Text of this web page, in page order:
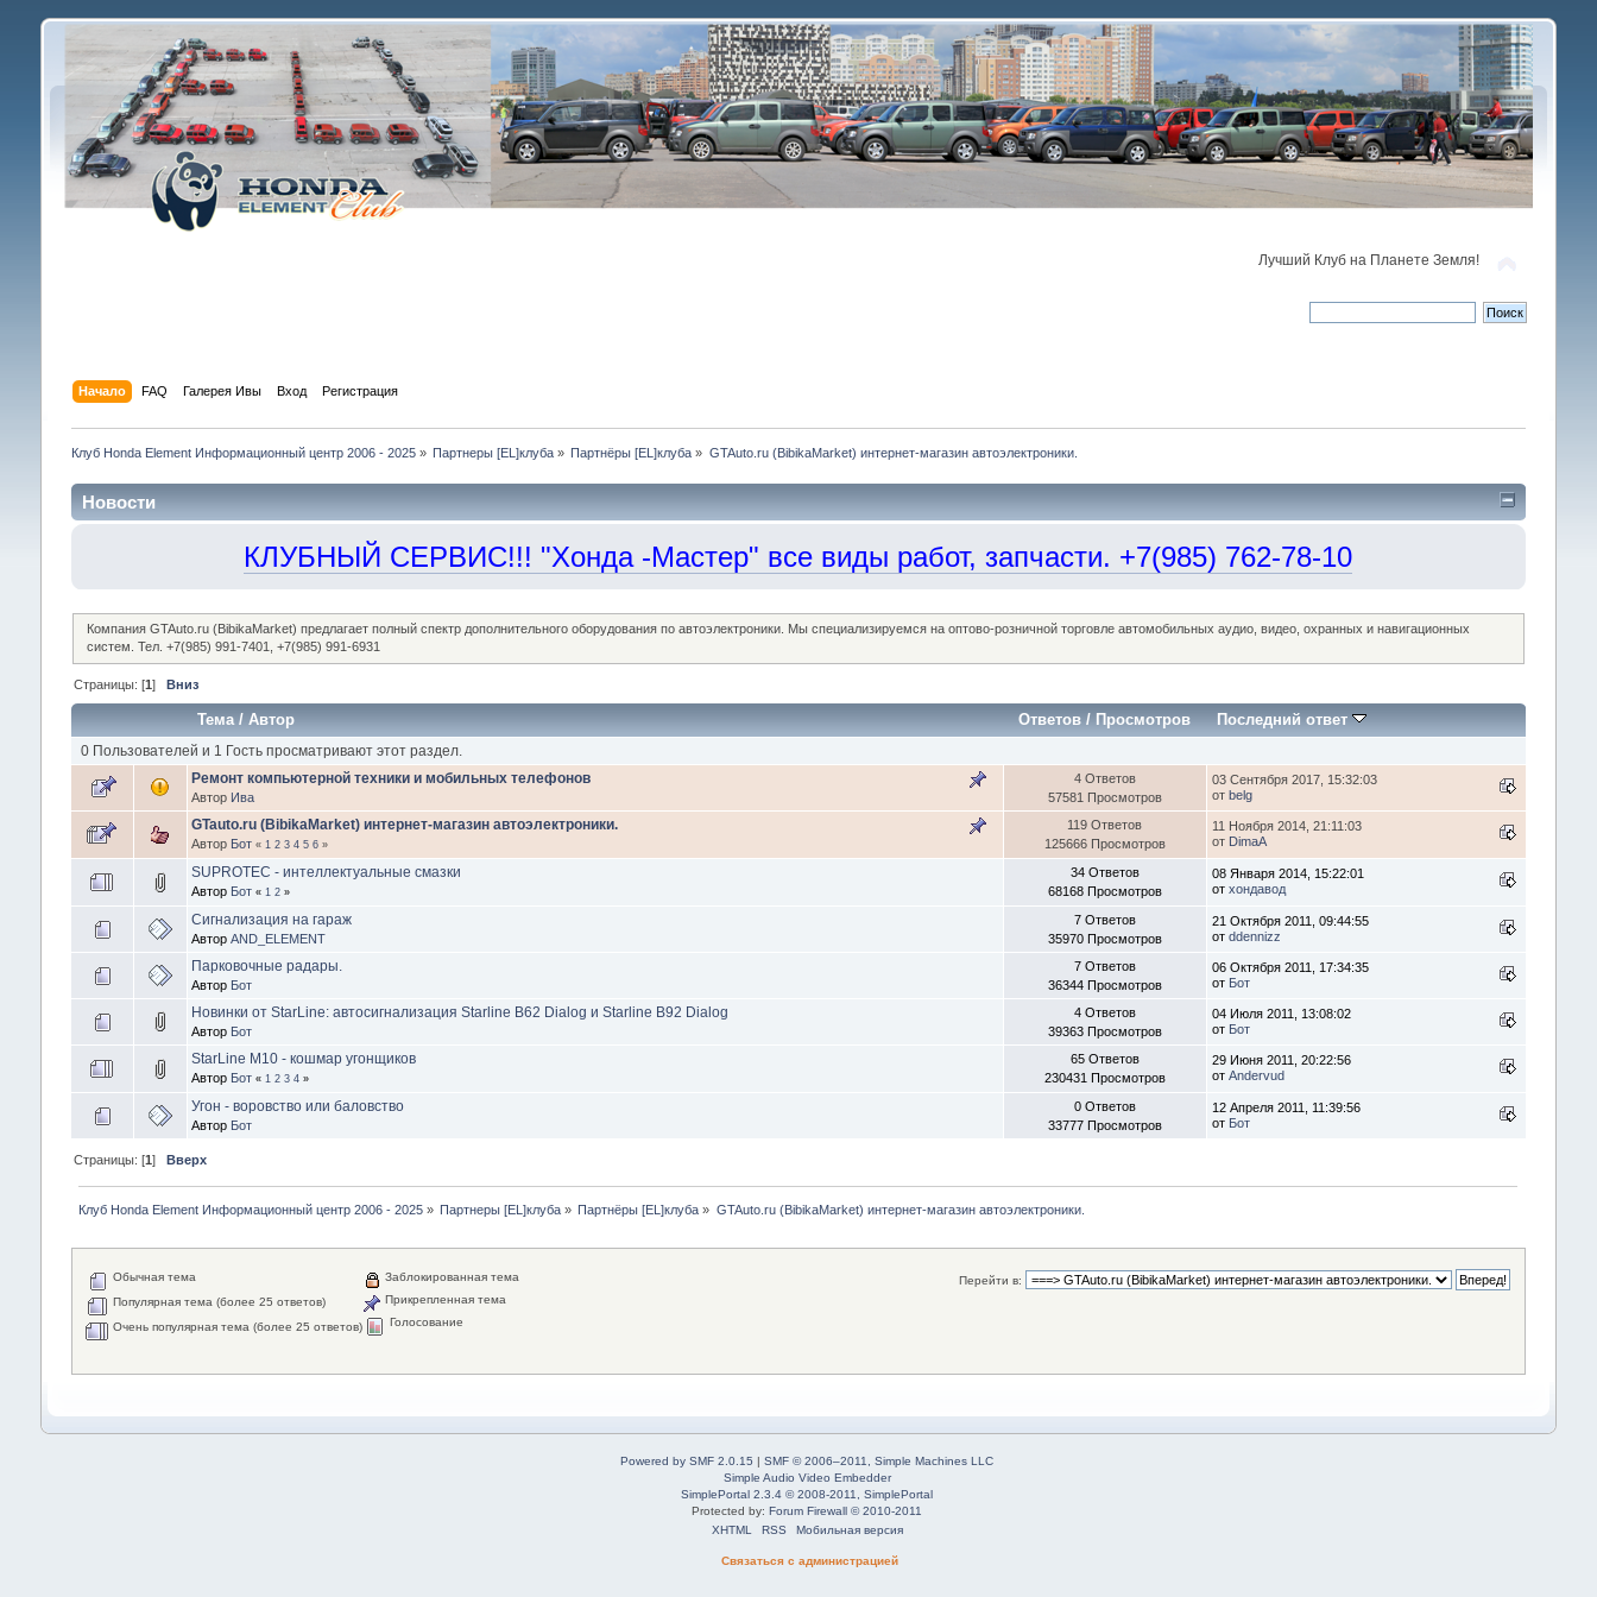
Лучший Клуб на Планете Земля!
Начало FAQ Галерея Ивы Вход Регистрация
Клуб Honda Element Информационный центр 2006 - 2025» Партнеры [EL]клуба » Партнёры [EL]клуба » GTAuto.ru (BibikaMarket) интернет-магазин автоэлектроники.
Новости
КЛУБНЫЙ СЕРВИС!!! "Хонда -Мастер" все виды работ, запчасти. +7(985) 762-78-10
Компания GTAuto.ru (BibikaMarket) предлагает полный спектр дополнительного оборудования по автоэлектроники. Мы специализируемся на оптово-розничной торговле автомобильных аудио, видео, охранных и навигационных
систем. Тел. +7(985) 991-7401, +7(985) 991-6931
Страницы: [1] Вниз
Тема/ Автор Ответов/ Просмотров Последний ответ
0 Пользователей и 1 Гость просматривают этот раздел.
Ремонт компьютерной техники и мобильных телефонов
Автор Ива
4 Ответов
57581 Просмотров
03 Сентября 2017, 15:32:03
от belg
GTauto.ru (BibikaMarket) интернет-магазин автоэлектроники.
Автор Бот « 1 2 3 4 5 6»
119 Ответов
125666 Просмотров
11 Ноября 2014, 21:11:03
от DimaA
SUPROTEC - интеллектуальные смазки
Автор Бот « 1 2»
34 Ответов
68168 Просмотров
08 Января 2014, 15:22:01
от хондавод
Сигнализация на гараж
Автор AND_ELEMENT
7 Ответов
35970 Просмотров
21 Октября 2011, 09:44:55
от ddennizz
Парковочные радары.
Автор Бот
7 Ответов
36344 Просмотров
06 Октября 2011, 17:34:35
от Бот
Новинки от StarLine: автосигнализация Starline B62 Dialog и Starline B92 Dialog
Автор Бот
4 Ответов
39363 Просмотров
04 Июля 2011, 13:08:02
от Бот
StarLine М10 - кошмар угонщиков
Автор Бот « 1 2 3 4»
65 Ответов
230431 Просмотров
29 Июня 2011, 20:22:56
от Andervud
Угон - воровство или баловство
Автор Бот
0 Ответов
33777 Просмотров
12 Апреля 2011, 11:39:56
от Бот
Страницы: [1] Вверх
Клуб Honda Element Информационный центр 2006 - 2025» Партнеры [EL]клуба » Партнёры [EL]клуба » GTAuto.ru (BibikaMarket) интернет-магазин автоэлектроники.
Перейти в:
Обычная тема
Популярная тема (более 25 ответов)
Очень популярная тема (более 25 ответов)
Заблокированная тема
Прикрепленная тема
Голосование
Powered by SMF 2.0.15 |SMF © 2006–2011, Simple Machines LLC
Simple Audio Video Embedder
SimplePortal 2.3.4 © 2008-2011, SimplePortal
Protected by:Forum Firewall © 2010-2011
XHTML
RSS Мобильная версия
Связаться с администрацией